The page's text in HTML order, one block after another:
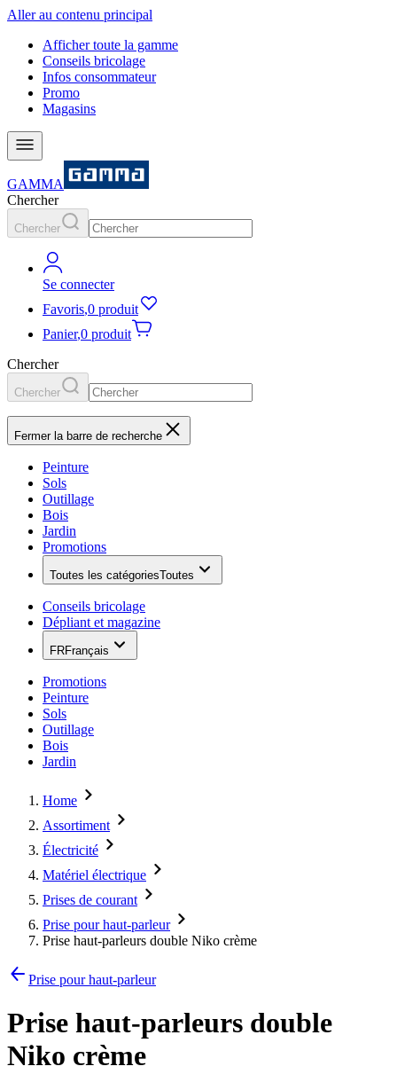
Aller au contenu principal
Afficher toute la gamme
Conseils bricolage
Infos consommateur
Promo
Magasins
GAMMA
Chercher
Chercher
Se connecter
Favoris,0 produit
Panier,0 produit
Chercher
Chercher
Fermer la barre de recherche
Peinture
Sols
Outillage
Bois
Jardin
Promotions
Toutes les catégoriesToutes
Conseils bricolage
Dépliant et magazine
FRFrançais
Promotions
Peinture
Sols
Outillage
Bois
Jardin
Home
Assortiment
Électricité
Matériel électrique
Prises de courant
Prise pour haut-parleur
Prise haut-parleurs double Niko crème
Prise pour haut-parleur
Prise haut-parleurs double
Niko crème